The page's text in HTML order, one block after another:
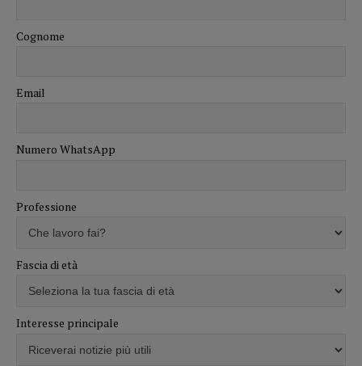
Cognome
Email
Numero WhatsApp
Professione
Fascia di età
Interesse principale